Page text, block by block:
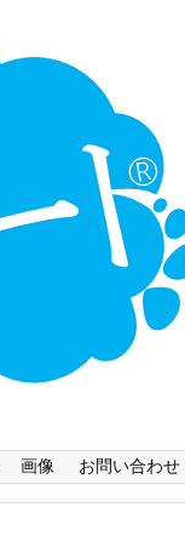
画像 お問い合わせ